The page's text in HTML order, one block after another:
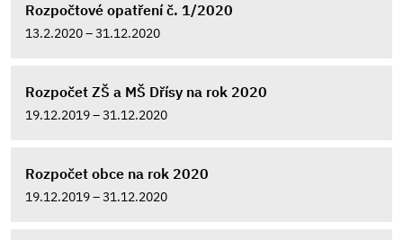
Rozpočtové opatření č. 1/2020
13.2.2020 – 31.12.2020
Rozpočet ZŠ a MŠ Dřísy na rok 2020
19.12.2019 – 31.12.2020
Rozpočet obce na rok 2020
19.12.2019 – 31.12.2020